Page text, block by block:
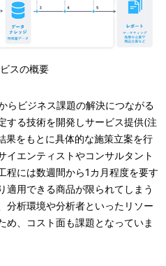
スの概要
らビジネス課題の解決につながる
する技術を開発しサービス提供(注
果をもとに具体的な施策立案を行
イエンティストやコンサルタント
程には数週間から1カ月程度を要す
適用できる商品が限られてしまう
分析環境や分析者といったリソー
め、コスト面も課題となっていま